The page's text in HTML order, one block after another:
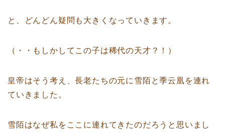
と、どんどん疑問も大きくなっていきます。
（・・もしかしてこの子は稀代の天才？！）
皇帝はそう考え、長老たちの元に雪陌と季云凰を連れ
ていきました。
雪陌はなぜ私をここに連れてきたのだろうと思いまし